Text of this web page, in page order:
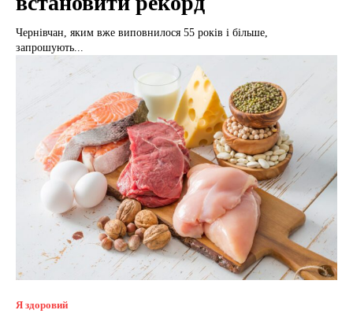
Чернівчан, яким вже виповнилося 55 років і більше,
запрошують...
Я здоровий